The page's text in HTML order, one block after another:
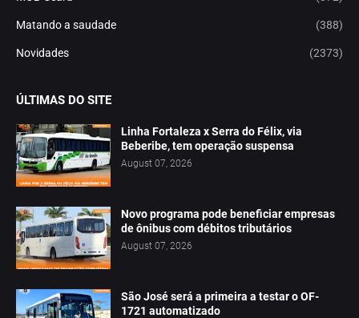
Matando a saudade (388)
Novidades (2373)
ÚLTIMAS DO SITE
Linha Fortaleza x Serra do Félix, via
Beberibe, tem operação suspensa
August 07, 2026
Novo programa pode beneficiar empresas
de ônibus com débitos tributários
August 07, 2026
São José será a primeira a testar o OF-
1721 automatizado